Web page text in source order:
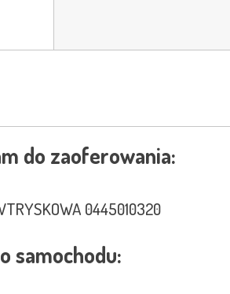
do zaoferowania:
0445010320
samochodu: